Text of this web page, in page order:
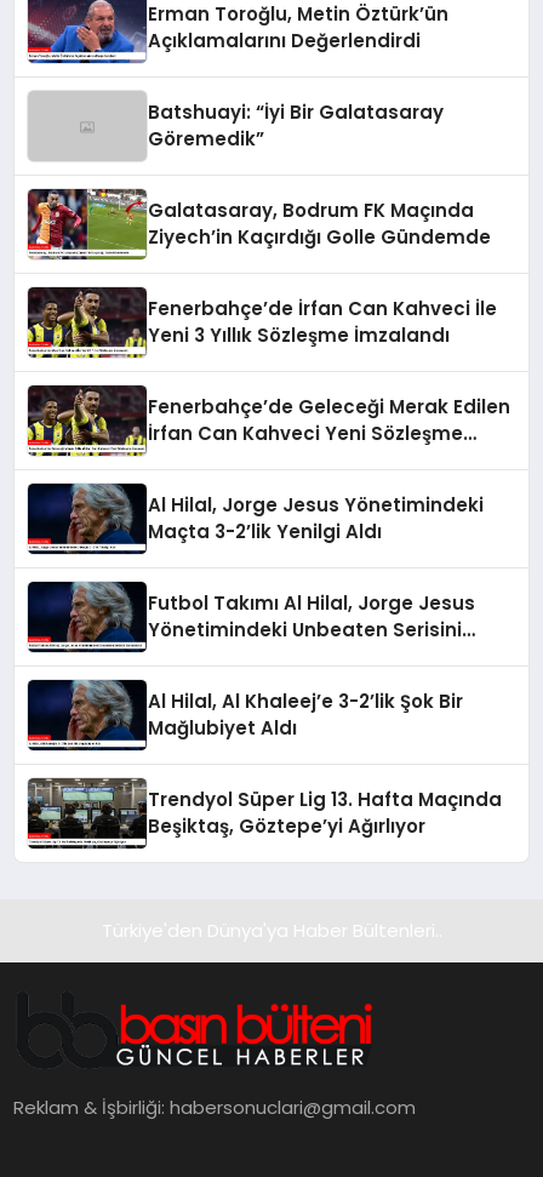
Erman Toroğlu, Metin Öztürk’ün
Açıklamalarını Değerlendirdi
Batshuayi: “İyi Bir Galatasaray
Göremedik”
Galatasaray, Bodrum FK Maçında
Ziyech’in Kaçırdığı Golle Gündemde
Fenerbahçe’de İrfan Can Kahveci İle
Yeni 3 Yıllık Sözleşme İmzalandı
Fenerbahçe’de Geleceği Merak Edilen
İrfan Can Kahveci Yeni Sözleşme
Al Hilal, Jorge Jesus Yönetimindeki
Maçta 3-2’lik Yenilgi Aldı
Futbol Takımı Al Hilal, Jorge Jesus
Yönetimindeki Unbeaten Serisini
Al Hilal, Al Khaleej’e 3-2’lik Şok Bir
Mağlubiyet Aldı
Trendyol Süper Lig 13. Hafta Maçında
Beşiktaş, Göztepe’yi Ağırlıyor
Türkiye'den Dünya'ya Haber Bültenleri..
Reklam & İşbirliği:habersonuclari@gmail.com